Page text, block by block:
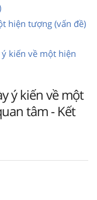
hiện tượng (vấn đề)
kiến về một hiện
ý kiến về một
tâm - Kết